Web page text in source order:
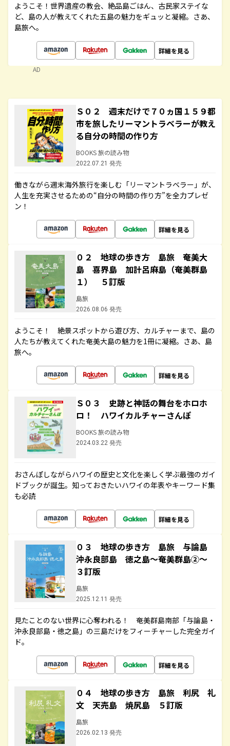
ようこそ！世界遺産の教会、絶品島ごはん、古民家ステイな
ど、島の人が教えてくれた五島の魅力をギュッと凝縮。さあ、
島旅へ。
詳細を見る
AD
Ｓ０２ 週末だけで７０ヵ国１５９都
市を旅したリーマントラベラーが教え
る自分の時間の作り方
BOOKS 旅の読み物
2022.07.21 発売
働きながら週末海外旅行を楽しむ「リーマントラベラー」が、
人生を充実させるための“自分の時間の作り方”を全力プレゼ
ン！
詳細を見る
０２ 地球の歩き方 島旅 奄美大
島 喜界島 加計呂麻島（奄美群島
１） ５訂版
島旅
2026.08.06 発売
ようこそ！ 絶景スポットから遊び方、カルチャーまで、島の
人たちが教えてくれた奄美大島の魅力を1冊に凝縮。さあ、島
旅へ。
詳細を見る
Ｓ０３ 史跡と神話の舞台をホロホ
ロ！ ハワイカルチャーさんぽ
BOOKS 旅の読み物
2024.03.22 発売
おさんぽしながらハワイの歴史と文化を楽しく学ぶ最強のガイ
ドブックが誕生。知っておきたいハワイの年表やキーワード集
も必読
詳細を見る
０３ 地球の歩き方 島旅 与論島
沖永良部島 徳之島～奄美群島②～
３訂版
島旅
2025.12.11 発売
見たことのない世界に心奪われる！ 奄美群島南部「与論島・
沖永良部島・徳之島」の三島だけをフィーチャーした完全ガイ
ド。
詳細を見る
０４ 地球の歩き方 島旅 利尻 礼
文 天売島 焼尻島 ５訂版
島旅
2026.02.13 発売